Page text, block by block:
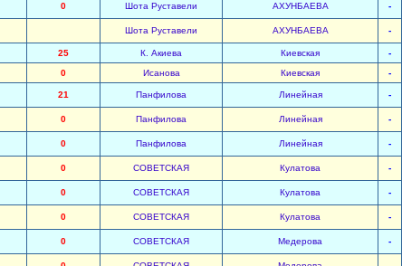
0 Шота Руставели АХУНБАЕВА -
Шота Руставели АХУНБАЕВА -
25 К. Акиева Киевская -
0 Исанова Киевская -
21 Панфилова Линейная -
0 Панфилова Линейная -
0 Панфилова Линейная -
0 СОВЕТСКАЯ Кулатова -
0 СОВЕТСКАЯ Кулатова -
0 СОВЕТСКАЯ Кулатова -
0 СОВЕТСКАЯ Медерова -